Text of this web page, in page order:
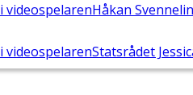
i videospelarenHåkan
i videospelarenStatsrådet